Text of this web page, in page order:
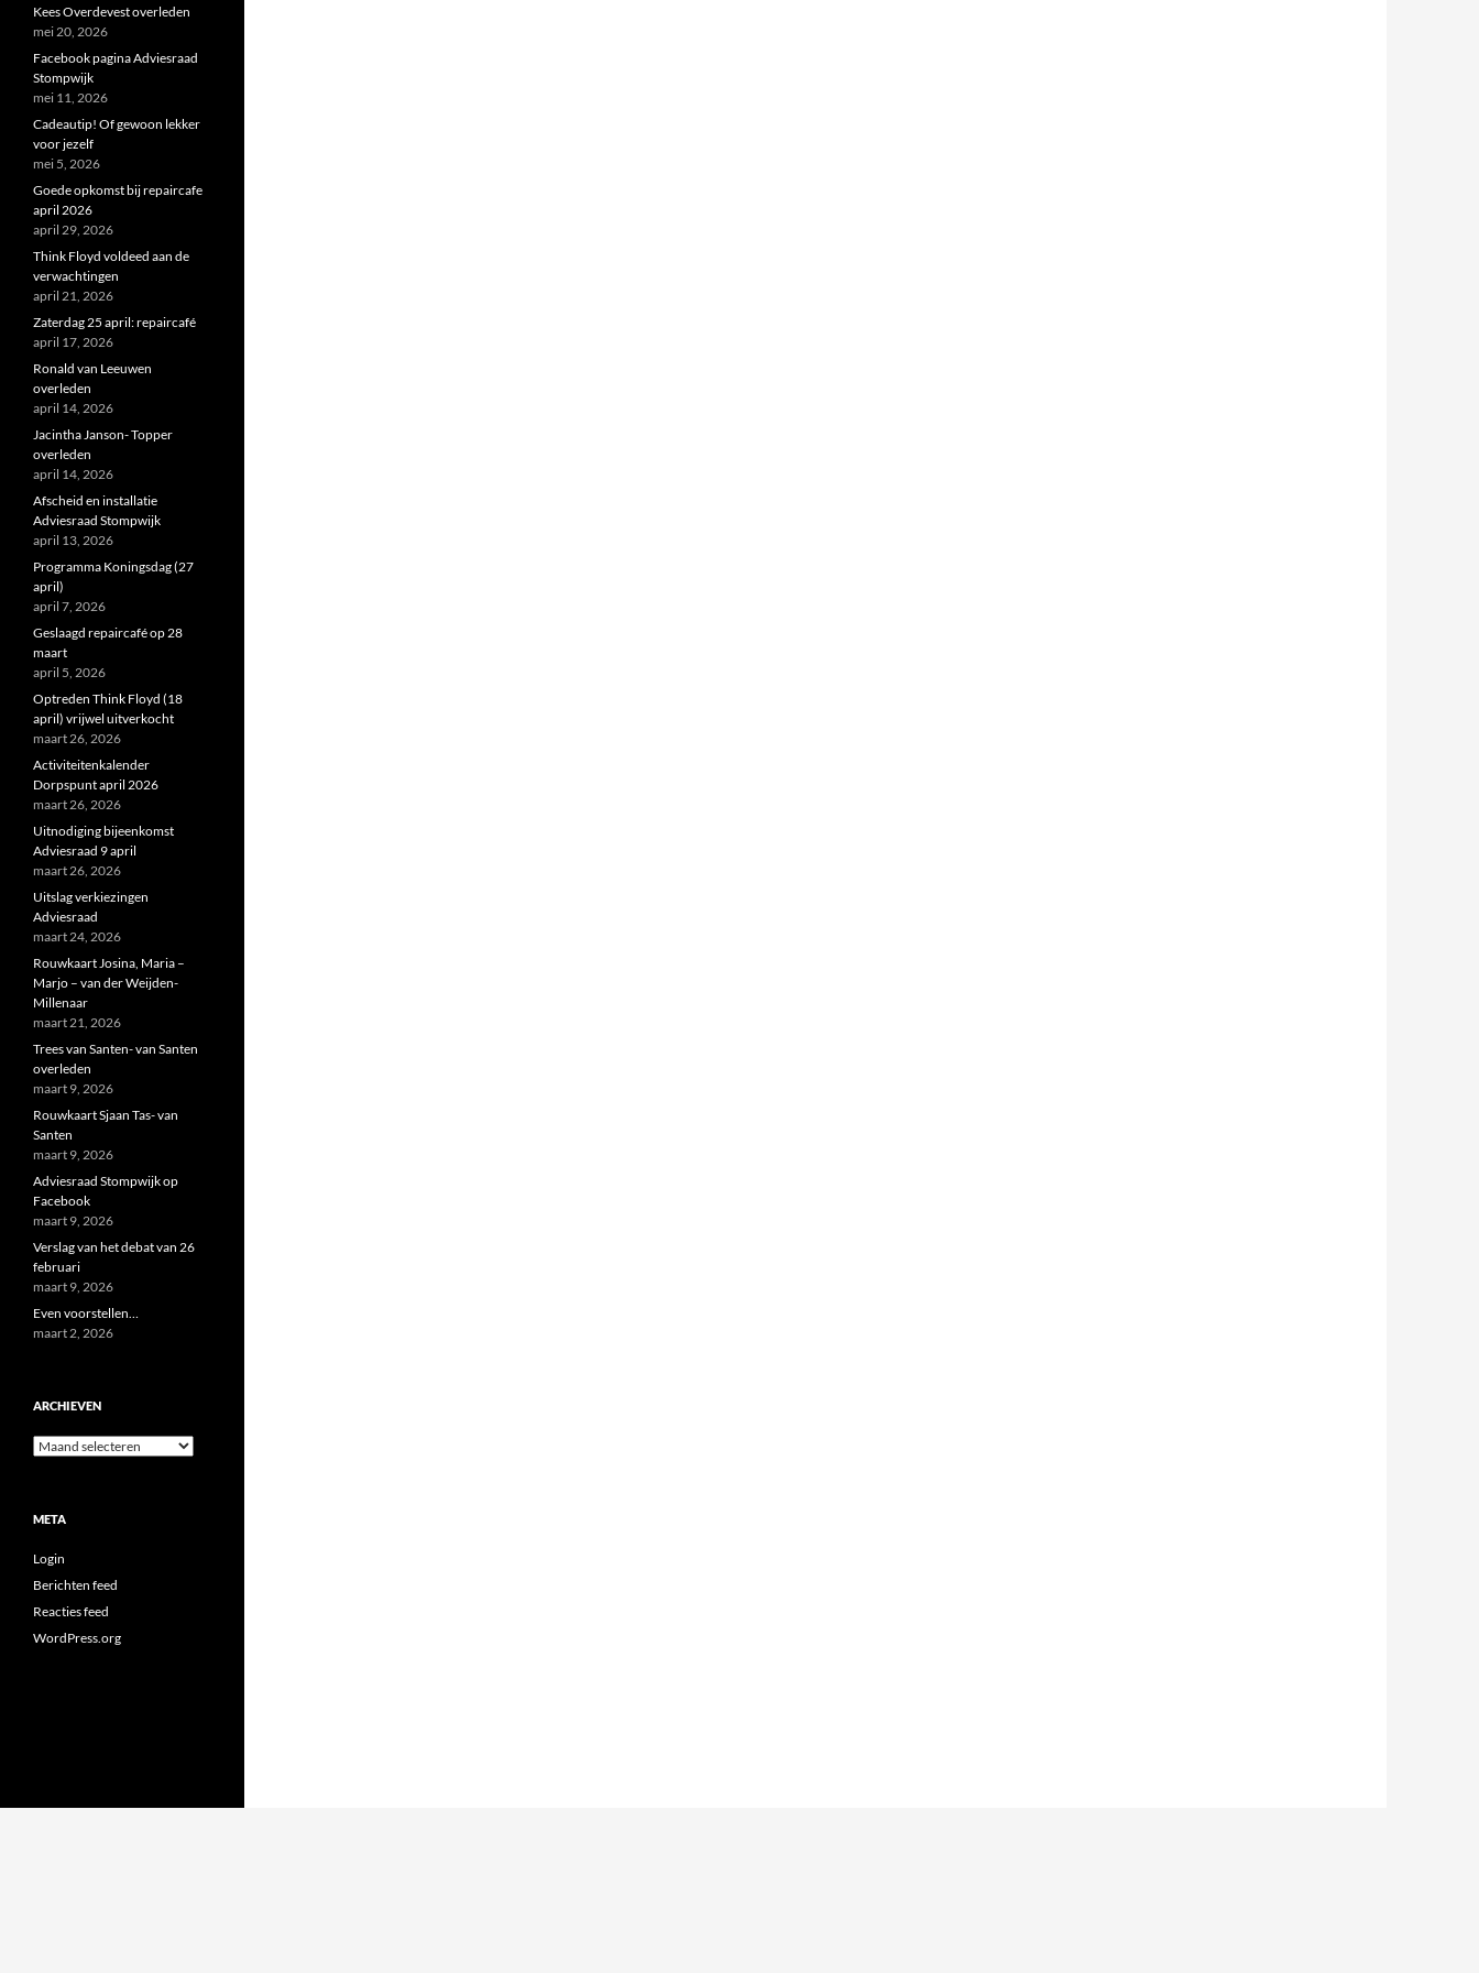
Kees Overdevest overleden
mei 20, 2026
Facebook pagina Adviesraad
Stompwijk
mei 11, 2026
Cadeautip! Of gewoon lekker
voor jezelf
mei 5, 2026
Goede opkomst bij repaircafe
april 2026
april 29, 2026
Think Floyd voldeed aan de
verwachtingen
april 21, 2026
Zaterdag 25 april: repaircafé
april 17, 2026
Ronald van Leeuwen
overleden
april 14, 2026
Jacintha Janson- Topper
overleden
april 14, 2026
Afscheid en installatie
Adviesraad Stompwijk
april 13, 2026
Programma Koningsdag (27
april)
april 7, 2026
Geslaagd repaircafé op 28
maart
april 5, 2026
Optreden Think Floyd (18
april) vrijwel uitverkocht
maart 26, 2026
Activiteitenkalender
Dorpspunt april 2026
maart 26, 2026
Uitnodiging bijeenkomst
Adviesraad 9 april
maart 26, 2026
Uitslag verkiezingen
Adviesraad
maart 24, 2026
Rouwkaart Josina, Maria –
Marjo – van der Weijden-
Millenaar
maart 21, 2026
Trees van Santen- van Santen
overleden
maart 9, 2026
Rouwkaart Sjaan Tas- van
Santen
maart 9, 2026
Adviesraad Stompwijk op
Facebook
maart 9, 2026
Verslag van het debat van 26
februari
maart 9, 2026
Even voorstellen…
maart 2, 2026
ARCHIEVEN
Archieven
META
Login
Berichten feed
Reacties feed
WordPress.org